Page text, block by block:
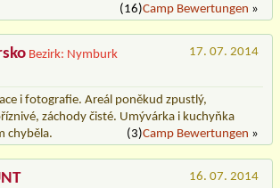
(16)Camp Bewertungen »
Bezirk: Nymburk
17. 07. 2014
i fotografie. Areál poněkud zpustlý,
záchody čisté. Umývárka i kuchyňka
chyběla.
(3)Camp Bewertungen »
16. 07. 2014